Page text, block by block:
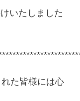
いたしました
た皆様には心